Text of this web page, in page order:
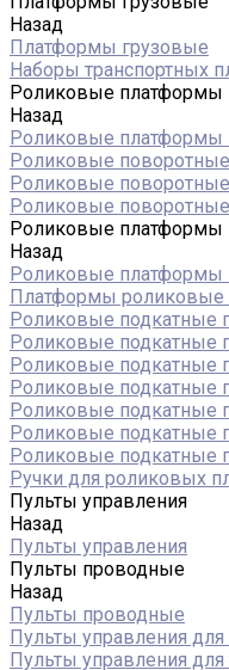
Назад
Платформы грузовые
Наборы транспортных
Роликовые платформы
Назад
Роликовые платформы
Роликовые
Роликовые
Роликовые
Роликовые платформы
Назад
Роликовые платформы
Платформы роликовые
Роликовые подкатные
Роликовые подкатные
Роликовые подкатные
Роликовые подкатные
Роликовые подкатные
Роликовые подкатные
Роликовые подкатные
Ручки для роликовых
Пульты управления
Назад
Пульты управления
Пульты проводные
Назад
Пульты проводные
Пульты управления для
Пульты управления для